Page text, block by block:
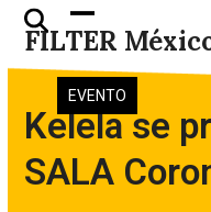
Skip
content
FILTER
Open
mobile
menu
Close
mobile
menu
EVENTO
Kelela se
SALA